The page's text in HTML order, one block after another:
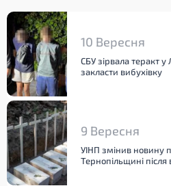
10 Вересня
СБУ зірвала теракт у
закласти вибухівку
9 Вересня
УІНП змінив новину
Тернопільщині